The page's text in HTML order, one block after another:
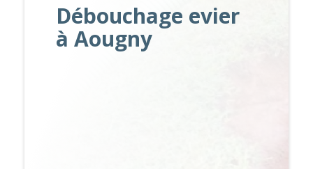
Débouchage evier
à Aougny